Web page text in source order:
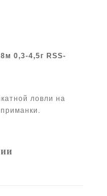
0,3-4,5г RSS-
ловли на
приманки.